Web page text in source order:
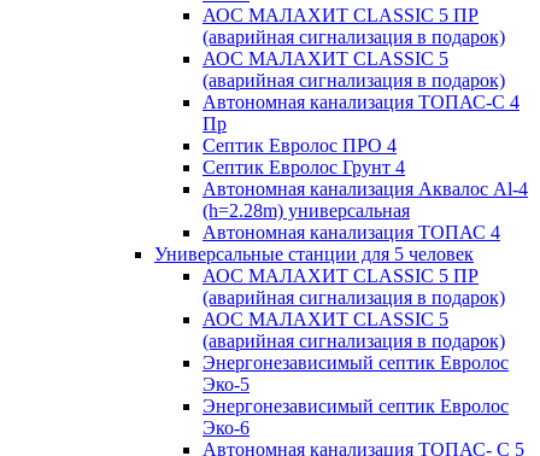
АОС МАЛАХИТ CLASSIC 5 ПР
(аварийная сигнализация в подарок)
АОС МАЛАХИТ CLASSIC 5
(аварийная сигнализация в подарок)
Автономная канализация ТОПАС-С 4
Пр
Септик Евролос ПРО 4
Септик Евролос Грунт 4
Автономная канализация Аквалос Al-4
(h=2.28m) универсальная
Автономная канализация ТОПАС 4
Универсальные станции для 5 человек
АОС МАЛАХИТ CLASSIC 5 ПР
(аварийная сигнализация в подарок)
АОС МАЛАХИТ CLASSIC 5
(аварийная сигнализация в подарок)
Энергонезависимый септик Евролос
Эко-5
Энергонезависимый септик Евролос
Эко-6
Автономная канализация ТОПАС- С 5